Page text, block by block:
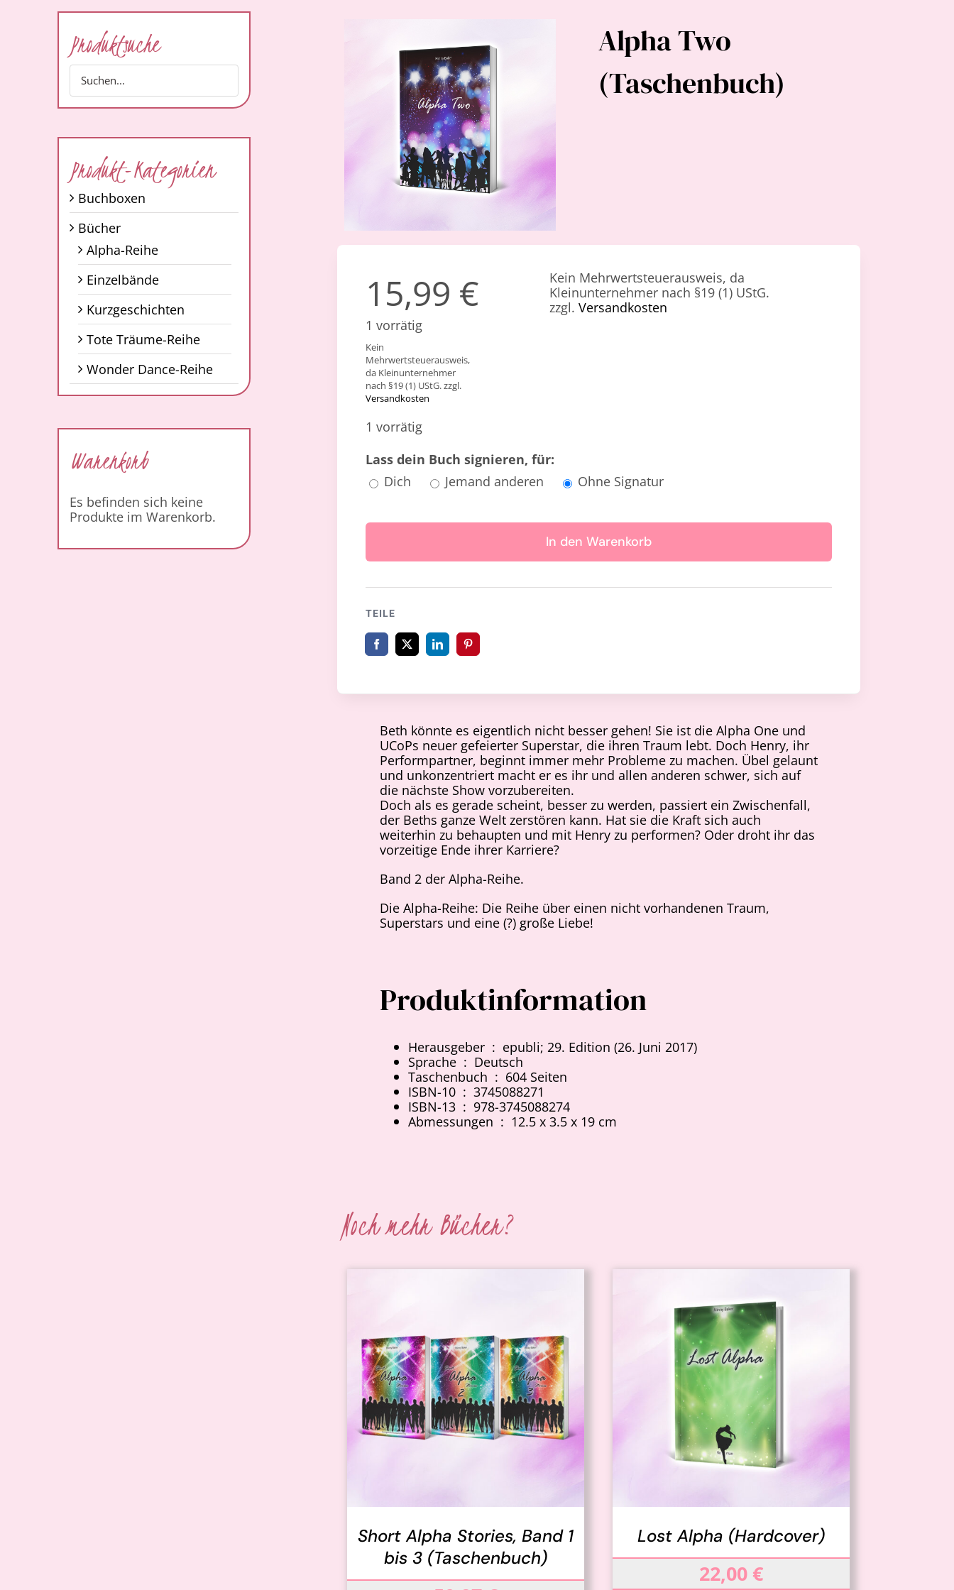
Alpha Two
(Taschenbuch)
15,99 €
1 vorrätig
Kein
Mehrwertsteuerausweis,
da Kleinunternehmer
nach §19 (1) UStG.zzgl.
Versandkosten
Kein Mehrwertsteuerausweis, da
Kleinunternehmer nach §19 (1) UStG.
zzgl. Versandkosten
1 vorrätig
Lass dein Buch signieren, für:
Dich
Jemand anderen Ohne Signatur
Two
(Taschenbuch)
Menge
In den Warenkorb
TEILE
Beth könnte es eigentlich nicht besser gehen! Sie ist die Alpha One und
UCoPs neuer gefeierter Superstar, die ihren Traum lebt. Doch Henry, ihr
Performpartner, beginnt immer mehr Probleme zu machen. Übel gelaunt
und unkonzentriert macht er es ihr und allen anderen schwer, sich auf
die nächste Show vorzubereiten.
Doch als es gerade scheint, besser zu werden, passiert ein Zwischenfall,
der Beths ganze Welt zerstören kann. Hat sie die Kraft sich auch
weiterhin zu behaupten und mit Henry zu performen? Oder droht ihr das
vorzeitige Ende ihrer Karriere?
Band 2 der Alpha-Reihe.
Die Alpha-Reihe: Die Reihe über einen nicht vorhandenen Traum,
Superstars und eine (?) große Liebe!
Produktinformation
Herausgeber ‏ : ‎ epubli; 29. Edition (26. Juni 2017)
Sprache ‏ : ‎ Deutsch
Taschenbuch ‏ : ‎ 604 Seiten
ISBN-10 ‏ : ‎ 3745088271
ISBN-13 ‏ : ‎ 978-3745088274
Abmessungen ‏ : ‎ 12.5 x 3.5 x 19 cm
Noch mehr Bücher?
IN DEN WARENKORB / DETAILS
Short Alpha Stories, Band 1
bis 3 (Taschenbuch)
IN DEN WARENKORB /
Lost Alpha (Hardcover)
22,00 €
Produktsuche
Produkt-Kategorien
Buchboxen
Bücher
Alpha-Reihe
Einzelbände
Kurzgeschichten
Tote Träume-Reihe
Wonder Dance-Reihe
Warenkorb
Es befinden sich keine
Produkte im Warenkorb.